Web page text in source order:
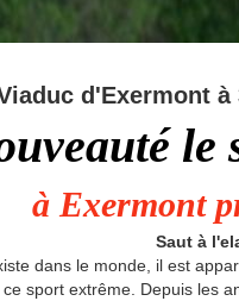
d'Exermont
le
à Exermont
Saut à
dans le monde, il est
sport extrême. Depuis les